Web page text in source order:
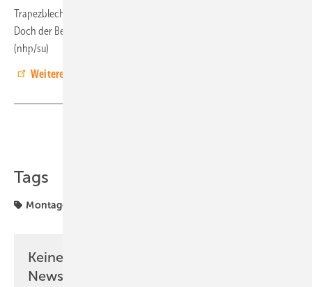
Trapezblech ausreißen. Grundsätzlich ist der Trapez 6 UV-beständig.
Doch der Befestiger kann mit einem Metallblech verblendet werden.
(nhp/su)
Weitere Infos auf der Homepage von SL Rack.
Tags
Montage
Keine Zeit? Kein Problem mit dem PV
Newsletter!